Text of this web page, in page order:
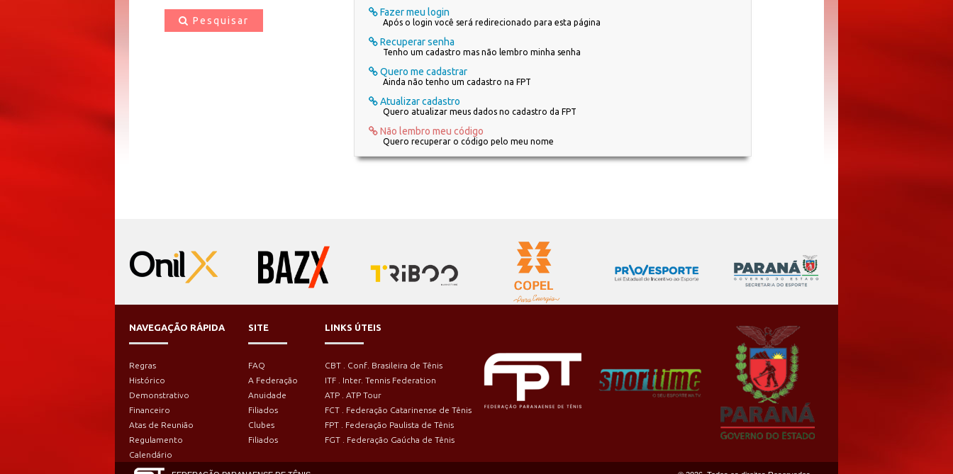
Pesquisar
Fazer meu login
Após o login você será redirecionado para esta página
Recuperar senha
Tenho um cadastro mas não lembro minha senha
Quero me cadastrar
Ainda não tenho um cadastro na FPT
Atualizar cadastro
Quero atualizar meus dados no cadastro da FPT
Não lembro meu código
Quero recuperar o código pelo meu nome
NAVEGAÇÃO RÁPIDA
Regras
Histórico
Demonstrativo
Financeiro
Atas de Reunião
Regulamento
Calendário
SITE
FAQ
A Federação
Anuidade
Filiados
Clubes
Filiados
LINKS ÚTEIS
CBT . Conf. Brasileira de Tênis
ITF . Inter. Tennis Federation
ATP . ATP Tour
FCT . Federação Catarinense de Tênis
FPT . Federação Paulista de Tênis
FGT . Federação Gaúcha de Tênis